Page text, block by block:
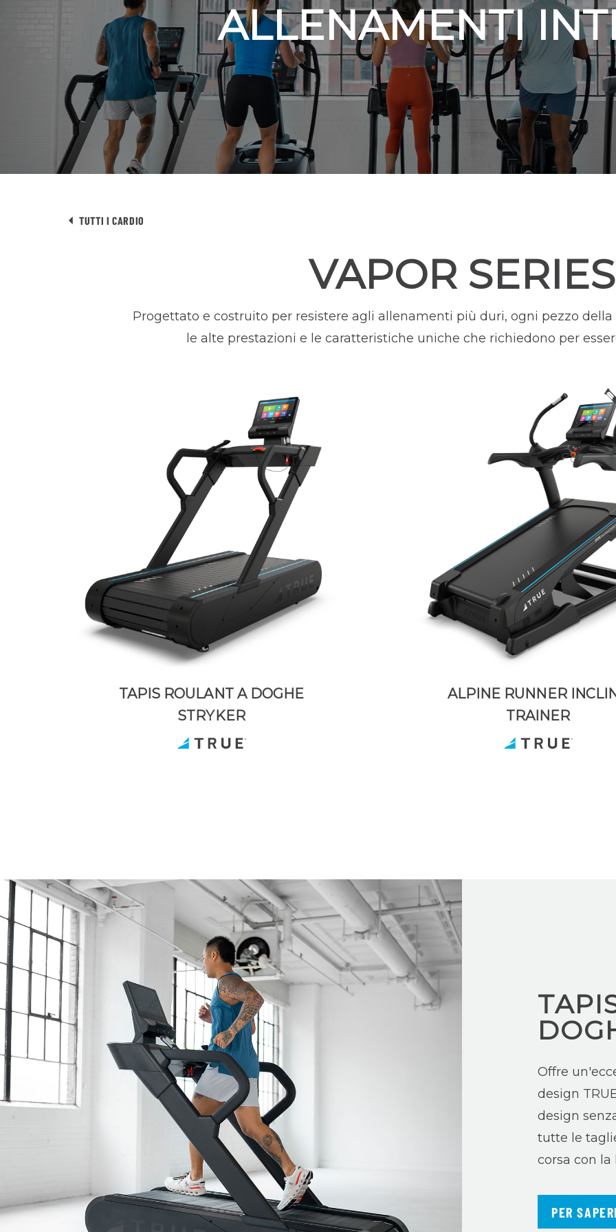
ALLENAMENTI
TUTTI I CARDIO
VAPOR SERIES
Progettato e costruito per resistere agli allenamenti più duri, ogni pezzo
le alte prestazioni e le caratteristiche uniche che richiedono per
TAPIS ROULANT A DOGHE
STRYKER
ALPINE RUNNER
TRAINER
Offre
design
design
tutte le
corsa con
PER